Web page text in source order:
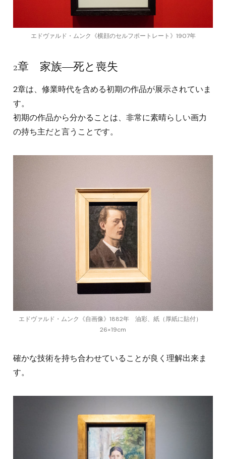
エドヴァルド・ムンク《横顔のセルフポートレート》1907年
2章 家族―死と喪失
2章は、修業時代を含める初期の作品が展示されていま
す。
初期の作品から分かることは、非常に素晴らしい画力
の持ち主だと言うことです。
エドヴァルド・ムンク《自画像》1882年 油彩、紙（厚紙に貼付）
26×19cm
確かな技術を持ち合わせていることが良く理解出来ま
す。